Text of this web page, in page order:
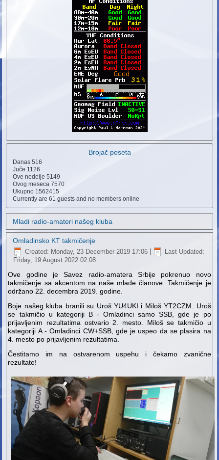
Brojač poseta
Danas516
Juče 1126
Ove nedelje5149
Ovog meseca7570
Ukupno 1562415
Currently are 61 guests and no members online
Mladi radio-amateri našeg kluba
Omladinsko KT takmičenje
Created: Monday, 23 December 2019 17:06
Last Updated:
Friday, 19 August 2022 02:08
Ove godine je Savez radio-amatera Srbije pokrenuo novo
takmičenje sa akcentom na naše mlade članove. Takmičenje je
održano 22. decembra 2019. godine.
Boje našeg kluba branili su Uroš YU4UKI i Miloš YT2CZM. Uroš
se takmičio u kategoriji B - Omladinci samo SSB, gde je po
prijavljenim rezultatima ostvario 2. mesto. Miloš se takmičio u
kategoriji A - Omladinci CW+SSB, gde je uspeo da se plasira na
4. mesto po prijavljenim rezultatima.
Čestitamo im na ostvarenom uspehu i čekamo zvanične
rezultate!